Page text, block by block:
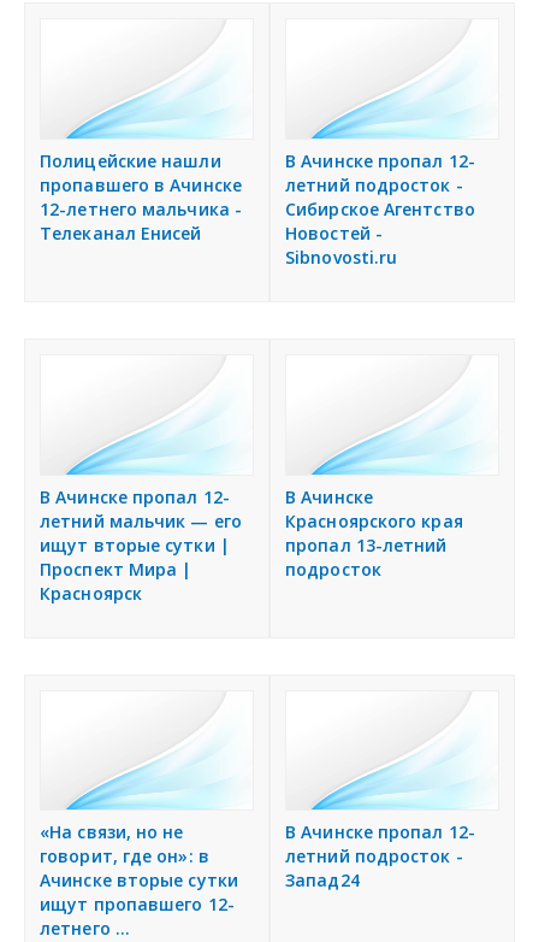
Полицейские нашли
пропавшего в Ачинске
12-летнего мальчика -
Телеканал Енисей
В Ачинске пропал 12-
летний подросток -
Сибирское Агентство
Новостей -
Sibnovosti.ru
В Ачинске пропал 12-
летний мальчик — его
ищут вторые сутки |
Проспект Мира |
Красноярск
В Ачинске
Красноярского края
пропал 13-летний
подросток
«На связи, но не
говорит, где он»: в
Ачинске вторые сутки
ищут пропавшего 12-
летнего ...
В Ачинске пропал 12-
летний подросток -
Запад24